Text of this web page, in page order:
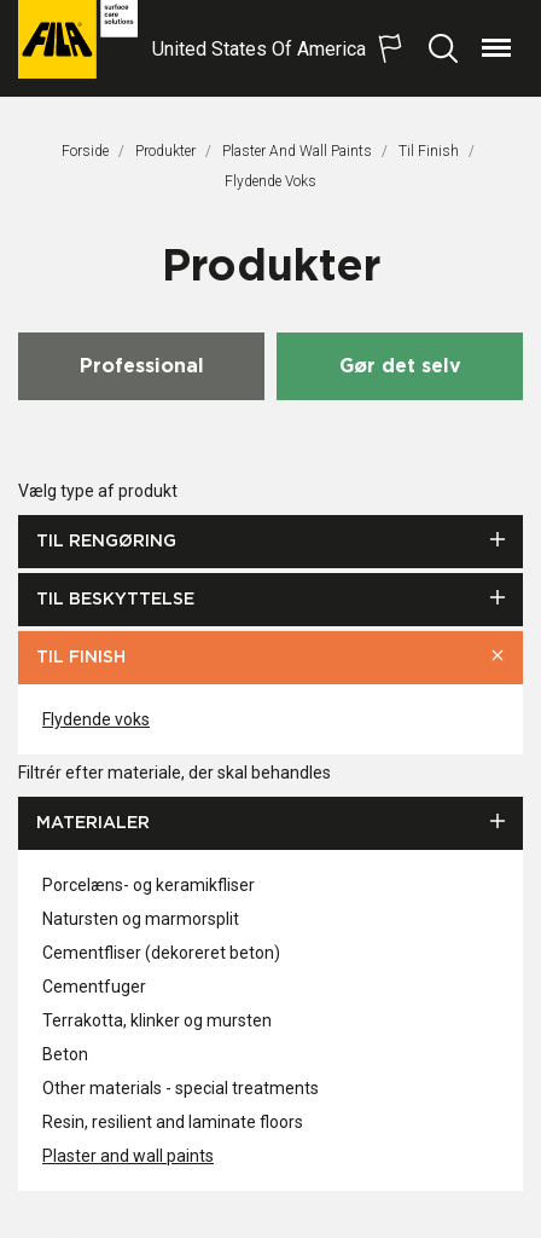
FILA
United States Of America
Søg Menu
Forside Produkter Plaster And Wall Paints
Til Finish
Aktuel Side:
Flydende Voks
Produkter
Professional Gør det selv
Vælg type af produkt
TIL RENGØRING
TIL BESKYTTELSE
TIL FINISH
Flydende voks
Filtrér efter materiale, der skal behandles
MATERIALER
Porcelæns- og keramikfliser
Natursten og marmorsplit
Cementfliser (dekoreret beton)
Cementfuger
Terrakotta, klinker og mursten
Beton
Other materials - special treatments
Resin, resilient and laminate floors
Plaster and wall paints